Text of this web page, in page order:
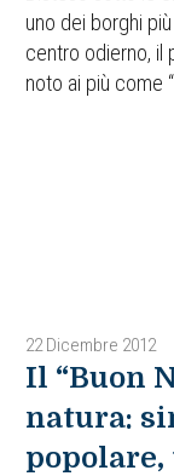
uno dei borghi
centro odierno, il
noto ai più come
22 Dicembre 2012
Il “Buon
natura: